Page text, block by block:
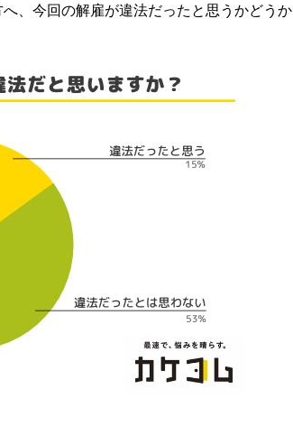
、今回の解雇が違法だったと思うかどうか